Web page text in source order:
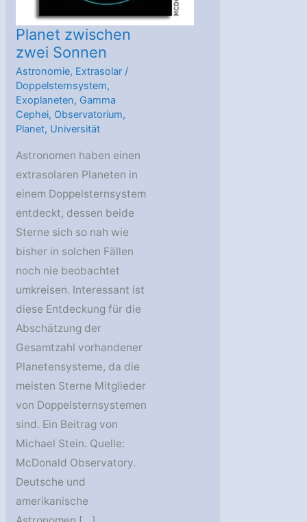
Planet zwischen
zwei Sonnen
Astronomie, Extrasolar /
Doppelsternsystem,
Exoplaneten, Gamma
Cephei, Observatorium,
Planet, Universität
Astronomen haben einen
extrasolaren Planeten in
einem Doppelsternsystem
entdeckt, dessen beide
Sterne sich so nah wie
bisher in solchen Fällen
noch nie beobachtet
umkreisen. Interessant ist
diese Entdeckung für die
Abschätzung der
Gesamtzahl vorhandener
Planetensysteme, da die
meisten Sterne Mitglieder
von Doppelsternsystemen
sind. Ein Beitrag von
Michael Stein. Quelle:
McDonald Observatory.
Deutsche und
amerikanische